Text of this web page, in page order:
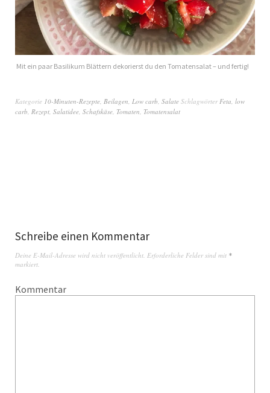
Mit ein paar Basilikum Blättern dekorierst du den Tomatensalat – und fertig!
Kategorie 10-Minuten-Rezepte Beilagen Low carb Salate Schlagwörter Feta low
carb Rezept Salatidee Schafskäse Tomaten Tomatensalat
Schreibe einen Kommentar
Deine E-Mail-Adresse wird nicht veröffentlicht. Erforderliche Felder sind mit *
markiert.
Kommentar